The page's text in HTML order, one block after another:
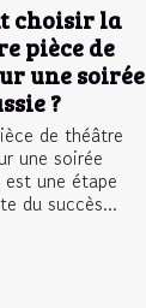
choisir la
pièce de
une soirée
?
de théâtre
une soirée
une étape
du succès...